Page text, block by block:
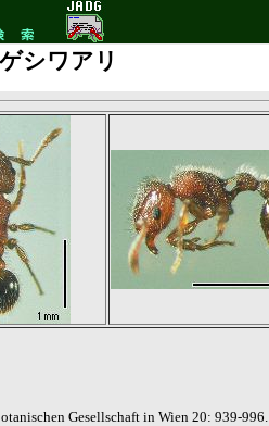
シワアリ
Gesellschaft in Wien 20: 939-996.